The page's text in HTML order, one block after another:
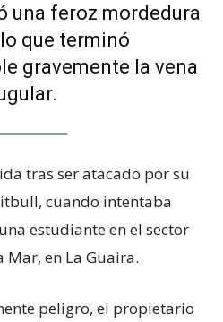
una feroz mordedura
que terminó
gravemente la vena
tras ser atacado por su
cuando intentaba
estudiante en el sector
Mar, en La Guaira.
peligro, el propietario